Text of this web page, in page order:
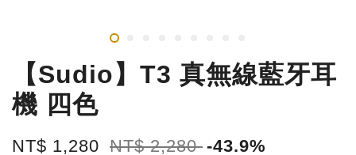
【Sudio】T3 真無線藍牙耳
機 四色
NT$ 1,280 NT$ 2,280 -43.9%